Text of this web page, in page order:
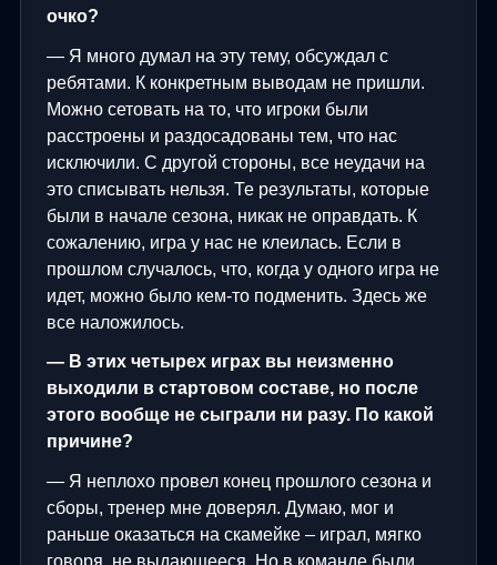
очко?
— Я много думал на эту тему, обсуждал с
ребятами. К конкретным выводам не пришли.
Можно сетовать на то, что игроки были
расстроены и раздосадованы тем, что нас
исключили. С другой стороны, все неудачи на
это списывать нельзя. Те результаты, которые
были в начале сезона, никак не оправдать. К
сожалению, игра у нас не клеилась. Если в
прошлом случалось, что, когда у одного игра не
идет, можно было кем-то подменить. Здесь же
все наложилось.
— В этих четырех играх вы неизменно
выходили в стартовом составе, но после
этого вообще не сыграли ни разу. По какой
причине?
— Я неплохо провел конец прошлого сезона и
сборы, тренер мне доверял. Думаю, мог и
раньше оказаться на скамейке – играл, мягко
говоря, не выдающееся. Но в команде были